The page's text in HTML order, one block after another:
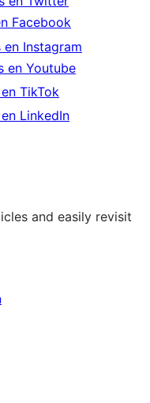
Facebook
Instagram
en Youtube
TikTok
LinkedIn
and easily revisit